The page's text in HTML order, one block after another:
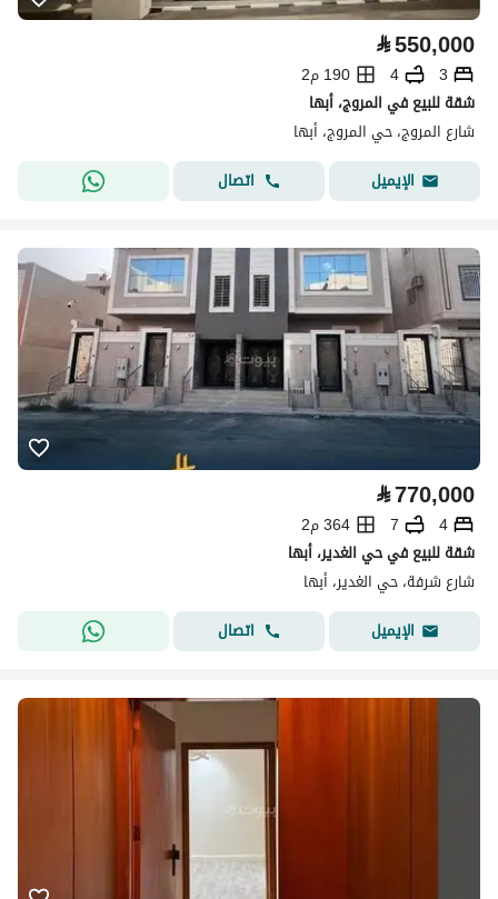
⃁550,000
3
4
190 م2
شقة للبيع في المروج، أبها
شارع المروج، حي المروج، أبها
الإيميل
اتصال
⃁770,000
4
7
364 م2
شقة للبيع في حي الغدير، أبها
شارع شرفة، حي الغدير، أبها
الإيميل
اتصال